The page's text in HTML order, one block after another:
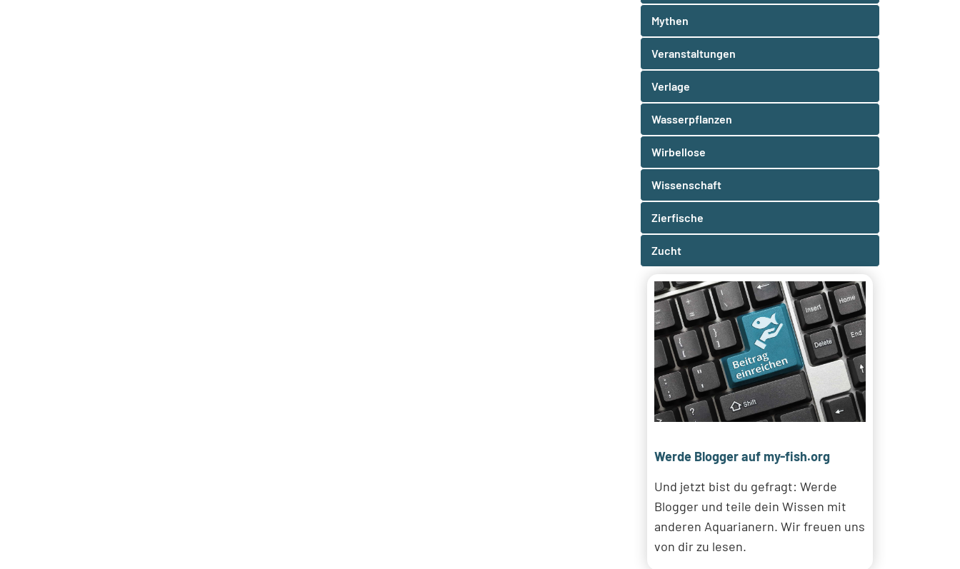
Mythen
Veranstaltungen
Verlage
Wasserpflanzen
Wirbellose
Wissenschaft
Zierfische
Zucht
Werde Blogger auf my-fish.org
Und jetzt bist du gefragt: Werde
Blogger und teile dein Wissen mit
anderen Aquarianern. Wir freuen uns
von dir zu lesen.